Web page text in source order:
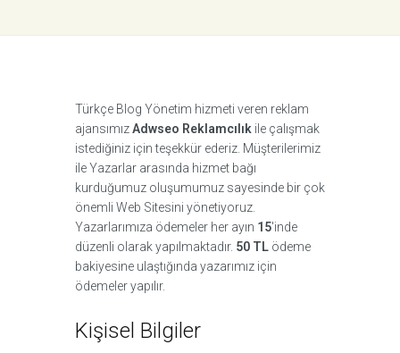
Türkçe Blog Yönetim hizmeti veren reklam
ajansımızAdwseo Reklamcılık ile çalışmak
istediğiniz için teşekkür ederiz. Müşterilerimiz
ile Yazarlar arasında hizmet bağı
kurduğumuz oluşumumuz sayesinde bir çok
önemli Web Sitesini yönetiyoruz.
Yazarlarımıza ödemeler her ayın 15'inde
düzenli olarak yapılmaktadır. 50 TL ödeme
bakiyesine ulaştığında yazarımız için
ödemeler yapılır.
Kişisel Bilgiler